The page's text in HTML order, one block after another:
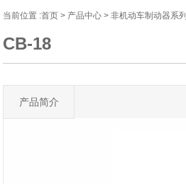
当前位置 :首页 > 产品中心 > 非机动车制动器系列
CB-18
产品简介